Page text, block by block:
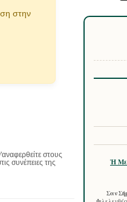
στην
στους
συνέπειες της
Ἡ
Σαν